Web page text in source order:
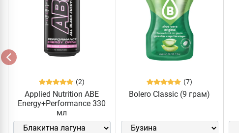
(2)
Applied Nutrition ABE
Energy+Performance 330
мл
(7)
Bolero Classic (9 грам)